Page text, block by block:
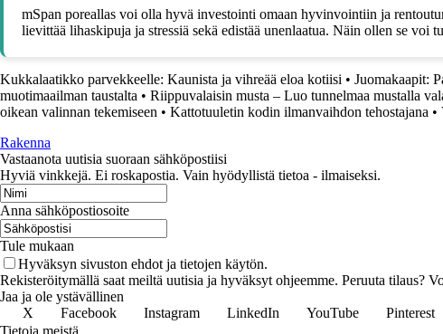
mSpan poreallas voi olla hyvä investointi omaan hyvinvointiin ja
lievittää lihaskipuja ja stressiä sekä edistää unenlaatua. Näin ollen se
Kukkalaatikko parvekkeelle: Kaunista ja vihreää eloa kotiisi • Juomakaapit:
muotimaailman taustalta • Riippuvalaisin musta – Luo tunnelmaa mustalla
oikean valinnan tekemiseen • Kattotuuletin kodin ilmanvaihdon tehostajana •
Rakenna
Vastaanota uutisia suoraan sähköpostiisi
Hyviä vinkkejä. Ei roskapostia. Vain hyödyllistä tietoa - ilmaiseksi.
Anna sähköpostiosoite
Tule mukaan
Hyväksyn sivuston ehdot ja tietojen käytön.
Rekisteröitymällä saat meiltä uutisia ja hyväksyt ohjeemme. Peruuta tilaus?
Jaa ja ole ystävällinen
X
Facebook Instagram LinkedIn YouTube Pinterest